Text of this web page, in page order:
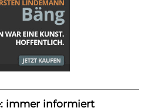
immer informiert